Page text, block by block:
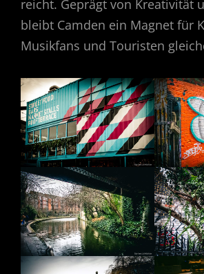
reicht. Geprägt von Kreativität
bleibt Camden ein Magnet für
Musikfans und Touristen